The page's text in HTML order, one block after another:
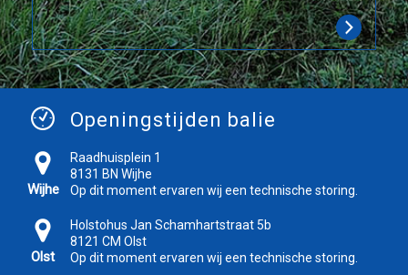
Openingstijden balie
Wijhe
Raadhuisplein 1
8131 BN Wijhe
Op dit moment ervaren wij een technische storing.
Olst
Holstohus Jan Schamhartstraat 5b
8121 CM Olst
Op dit moment ervaren wij een technische storing.